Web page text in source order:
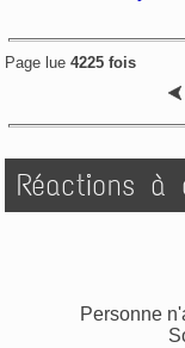
Page lue 4225 fois
Réactions
Personne